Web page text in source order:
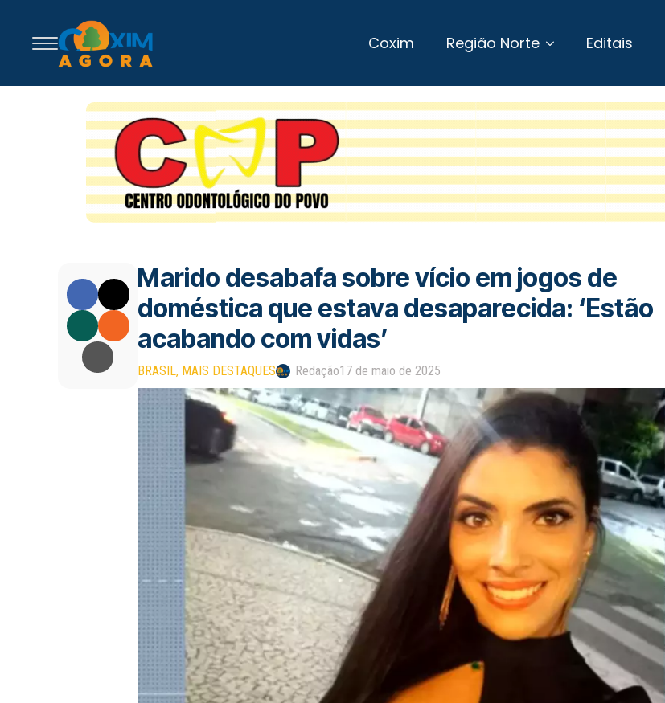
Coxim Região Norte Editais
Marido desabafa sobre vício em jogos de
doméstica que estava desaparecida: ‘Estão
acabando com vidas’
BRASIL MAIS DESTAQUES Redação17 de maio de 2025